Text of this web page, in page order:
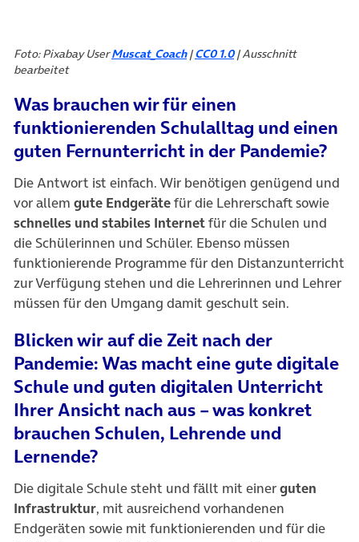
Foto: Pixabay UserMuscat_Coach|CC0 1.0| Ausschnitt
bearbeitet
Was brauchen wir für einen
funktionierenden Schulalltag und einen
guten Fernunterricht in der Pandemie?
Die Antwort ist einfach. Wir benötigen genügend und
vor allem gute Endgerätefür die Lehrerschaft sowie
schnelles und stabiles Internetfür die Schulen und
die Schülerinnen und Schüler. Ebenso müssen
funktionierende Programme für den Distanzunterricht
zur Verfügung stehen und die Lehrerinnen und Lehrer
müssen für den Umgang damit geschult sein.
Blicken wir auf die Zeit nach der
Pandemie: Was macht eine gute digitale
Schule und guten digitalen Unterricht
Ihrer Ansicht nach aus – was konkret
brauchen Schulen, Lehrende und
Lernende?
Die digitale Schule steht und fällt mit einerguten
Infrastruktur, mit ausreichend vorhandenen
Endgeräten sowie mit funktionierenden und für die